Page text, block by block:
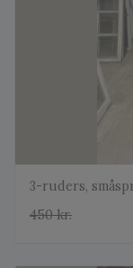
3-ruders,
450 kr.